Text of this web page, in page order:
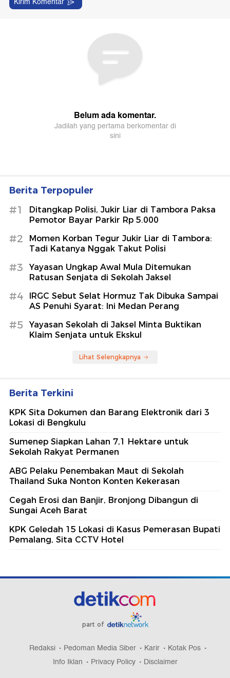
Berita Terpopuler
#1
Ditangkap Polisi, Jukir Liar di Tambora Paksa
Pemotor Bayar Parkir Rp 5.000
#2
Momen Korban Tegur Jukir Liar di Tambora:
Tadi Katanya Nggak Takut Polisi
#3
Yayasan Ungkap Awal Mula Ditemukan
Ratusan Senjata di Sekolah Jaksel
#4
IRGC Sebut Selat Hormuz Tak Dibuka Sampai
AS Penuhi Syarat: Ini Medan Perang
#5
Yayasan Sekolah di Jaksel Minta Buktikan
Klaim Senjata untuk Ekskul
Lihat Selengkapnya
Berita Terkini
KPK Sita Dokumen dan Barang Elektronik dari 3
Lokasi di Bengkulu
Sumenep Siapkan Lahan 7,1 Hektare untuk
Sekolah Rakyat Permanen
ABG Pelaku Penembakan Maut di Sekolah
Thailand Suka Nonton Konten Kekerasan
Cegah Erosi dan Banjir, Bronjong Dibangun di
Sungai Aceh Barat
KPK Geledah 15 Lokasi di Kasus Pemerasan Bupati
Pemalang, Sita CCTV Hotel
part of
Redaksi Pedoman Media Siber Karir
Kotak Pos
Info Iklan
Privacy Policy Disclaimer